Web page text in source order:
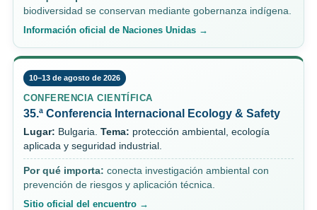
biodiversidad se conservan mediante gobernanza indígena.
Información oficial de Naciones Unidas →
10–13 de agosto de 2026
CONFERENCIA CIENTÍFICA
35.ª Conferencia Internacional Ecology & Safety
Lugar: Bulgaria. Tema: protección ambiental, ecología
aplicada y seguridad industrial.
Por qué importa: conecta investigación ambiental con
prevención de riesgos y aplicación técnica.
Sitio oficial del encuentro →